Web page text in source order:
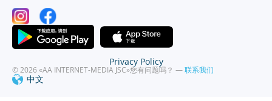
© 2026 «AA INTERNET-MEDIA JSC»您有问题吗？ —联系我们
中文
Privacy Policy